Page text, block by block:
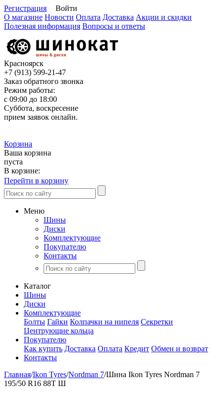
Регистрация
Войти
О магазине Новости Оплата Доставка Акции и скидки
Полезная информация Вопросы и ответы
Красноярск
+7 (913) 599-21-47
Заказ обратного звонка
Режим работы:
с 09:00 до 18:00
Суббота, воскресение
прием заявок онлайн.
Корзина
Ваша корзина
пуста
В корзине:
Перейти в корзину
Меню
Шины
Диски
Комплектующие
Покупателю
Контакты
Каталог
Шины
Диски
Комплектующие
Болты Гайки Колпачки на нипеля Секретки
Центрующие кольца
Покупателю
Как купить Доставка Оплата Кредит Обмен и возврат
Контакты
Главная/Ikon Tyres/Nordman 7/Шина Ikon Tyres Nordman 7
195/50 R16 88T Ш